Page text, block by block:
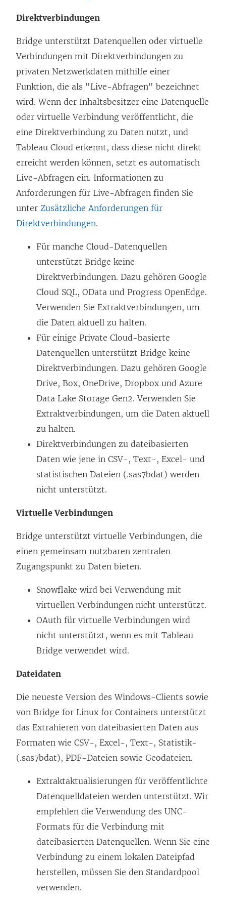
Direktverbindungen
Bridge unterstützt Datenquellen oder virtuelle
Verbindungen mit Direktverbindungen zu
privaten Netzwerkdaten mithilfe einer
Funktion, die als "Live-Abfragen" bezeichnet
wird. Wenn der Inhaltsbesitzer eine Datenquelle
oder virtuelle Verbindung veröffentlicht, die
eine Direktverbindung zu Daten nutzt, und
Tableau Cloud erkennt, dass diese nicht direkt
erreicht werden können, setzt es automatisch
Live-Abfragen ein. Informationen zu
Anforderungen für Live-Abfragen finden Sie
unter Zusätzliche Anforderungen für
Direktverbindungen.
Für manche Cloud-Datenquellen
unterstützt Bridge keine
Direktverbindungen. Dazu gehören Google
Cloud SQL, OData und Progress OpenEdge.
Verwenden Sie Extraktverbindungen, um
die Daten aktuell zu halten.
Für einige Private Cloud-basierte
Datenquellen unterstützt Bridge keine
Direktverbindungen. Dazu gehören Google
Drive, Box, OneDrive, Dropbox und Azure
Data Lake Storage Gen2. Verwenden Sie
Extraktverbindungen, um die Daten aktuell
zu halten.
Direktverbindungen zu dateibasierten
Daten wie jene in CSV-, Text-, Excel- und
statistischen Dateien (.sas7bdat) werden
nicht unterstützt.
Virtuelle Verbindungen
Bridge unterstützt virtuelle Verbindungen, die
einen gemeinsam nutzbaren zentralen
Zugangspunkt zu Daten bieten.
Snowflake wird bei Verwendung mit
virtuellen Verbindungen nicht unterstützt.
OAuth für virtuelle Verbindungen wird
nicht unterstützt, wenn es mit Tableau
Bridge verwendet wird.
Dateidaten
Die neueste Version des Windows-Clients sowie
von Bridge for Linux for Containers unterstützt
das Extrahieren von dateibasierten Daten aus
Formaten wie CSV-, Excel-, Text-, Statistik-
(.sas7bdat), PDF-Dateien sowie Geodateien.
Extraktaktualisierungen für veröffentlichte
Datenquelldateien werden unterstützt. Wir
empfehlen die Verwendung des UNC-
Formats für die Verbindung mit
dateibasierten Datenquellen. Wenn Sie eine
Verbindung zu einem lokalen Dateipfad
herstellen, müssen Sie den Standardpool
verwenden.